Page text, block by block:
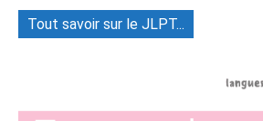
Tout savoir sur le JLPT...